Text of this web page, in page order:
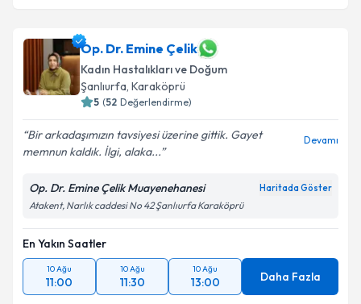
Op. Dr. Emine Çelik
Kadın Hastalıkları ve Doğum
Şanlıurfa, Karaköprü
5 (52 Değerlendirme)
Bir arkadaşımızın tavsiyesi üzerine gittik. Gayet
memnun kaldık. İlgi, alaka...
Devamı
Op. Dr. Emine Çelik Muayenehanesi Haritada Göster
Atakent, Narlık caddesi No 42 Şanlıurfa Karaköprü
En Yakın Saatler
10 Ağu
11:00
10 Ağu
11:30
10 Ağu
13:00 Daha Fazla